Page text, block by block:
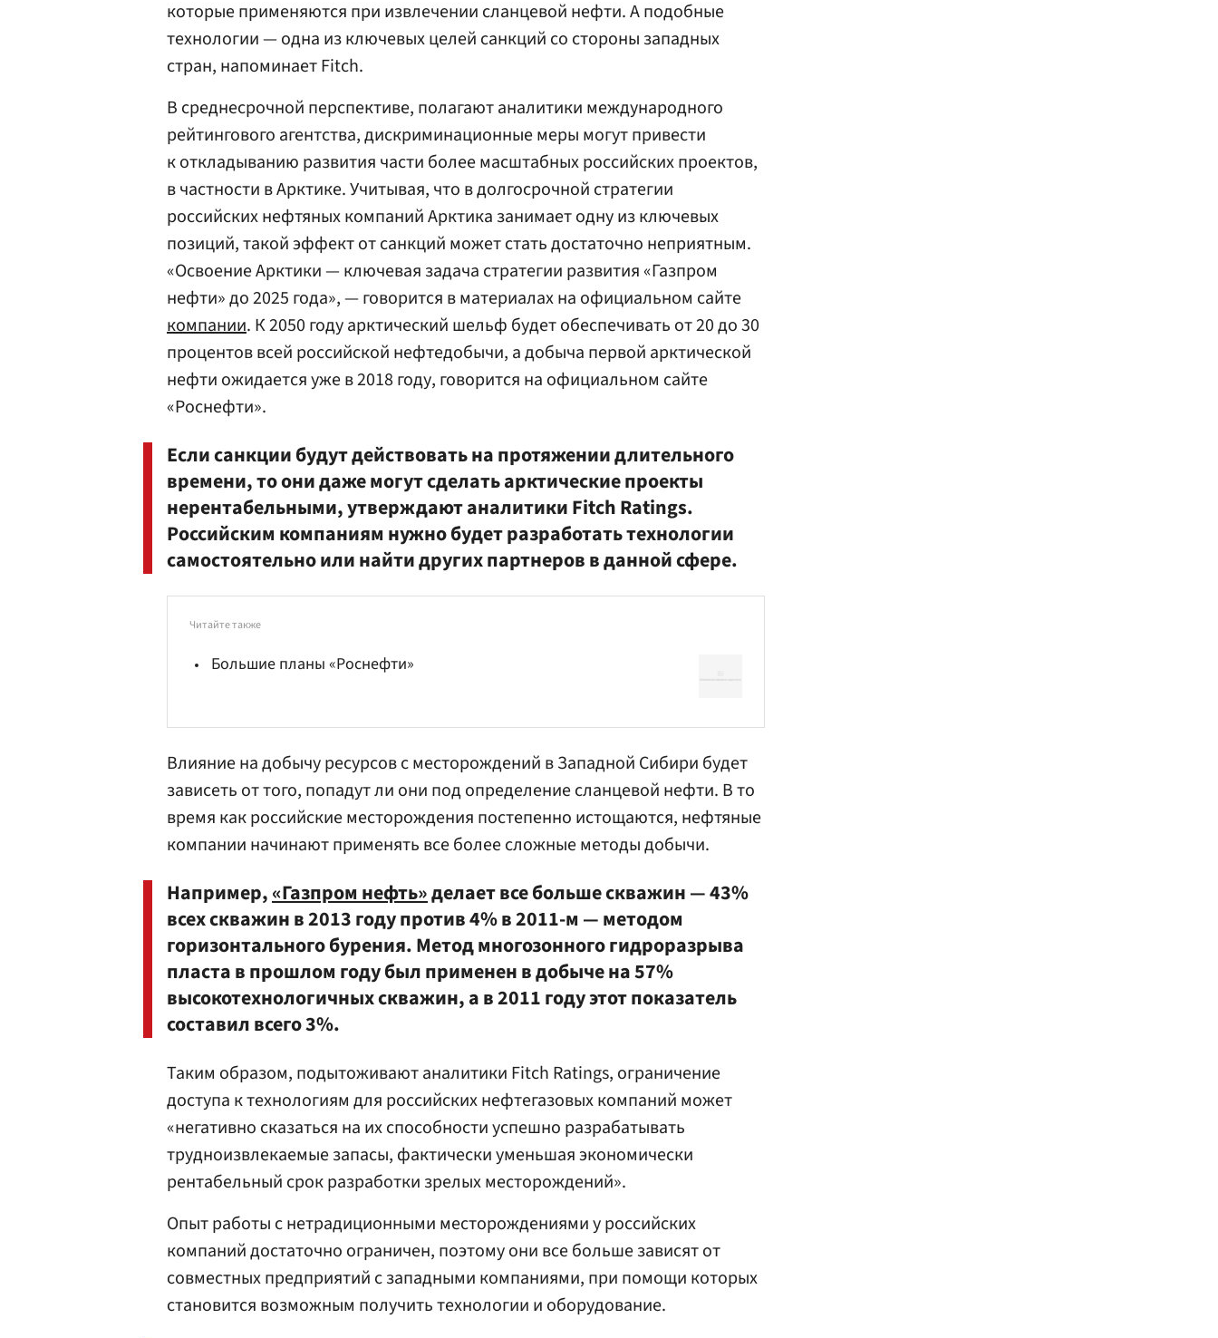
которые применяются при извлечении сланцевой нефти. А подобные
технологии — одна из ключевых целей санкций со стороны западных
стран, напоминает Fitch.
В среднесрочной перспективе, полагают аналитики международного
рейтингового агентства, дискриминационные меры могут привести
к откладыванию развития части более масштабных российских проектов,
в частности в Арктике. Учитывая, что в долгосрочной стратегии
российских нефтяных компаний Арктика занимает одну из ключевых
позиций, такой эффект от санкций может стать достаточно неприятным.
«Освоение Арктики — ключевая задача стратегии развития «Газпром
нефти» до 2025 года», — говорится в материалах на официальном сайте
компании. К 2050 году арктический шельф будет обеспечивать от 20 до 30
процентов всей российской нефтедобычи, а добыча первой арктической
нефти ожидается уже в 2018 году, говорится на официальном сайте
«Роснефти».
Если санкции будут действовать на протяжении длительного
времени, то они даже могут сделать арктические проекты
нерентабельными, утверждают аналитики Fitch Ratings.
Российским компаниям нужно будет разработать технологии
самостоятельно или найти других партнеров в данной сфере.
Читайте также
Большие планы «Роснефти»
Влияние на добычу ресурсов с месторождений в Западной Сибири будет
зависеть от того, попадут ли они под определение сланцевой нефти. В то
время как российские месторождения постепенно истощаются, нефтяные
компании начинают применять все более сложные методы добычи.
Например,«Газпром нефть»делает все больше скважин — 43%
всех скважин в 2013 году против 4% в 2011-м — методом
горизонтального бурения. Метод многозонного гидроразрыва
пласта в прошлом году был применен в добыче на 57%
высокотехнологичных скважин, а в 2011 году этот показатель
составил всего 3%.
Таким образом, подытоживают аналитики Fitch Ratings, ограничение
доступа к технологиям для российских нефтегазовых компаний может
«негативно сказаться на их способности успешно разрабатывать
трудноизвлекаемые запасы, фактически уменьшая экономически
рентабельный срок разработки зрелых месторождений».
Опыт работы с нетрадиционными месторождениями у российских
компаний достаточно ограничен, поэтому они все больше зависят от
совместных предприятий с западными компаниями, при помощи которых
становится возможным получить технологии и оборудование.